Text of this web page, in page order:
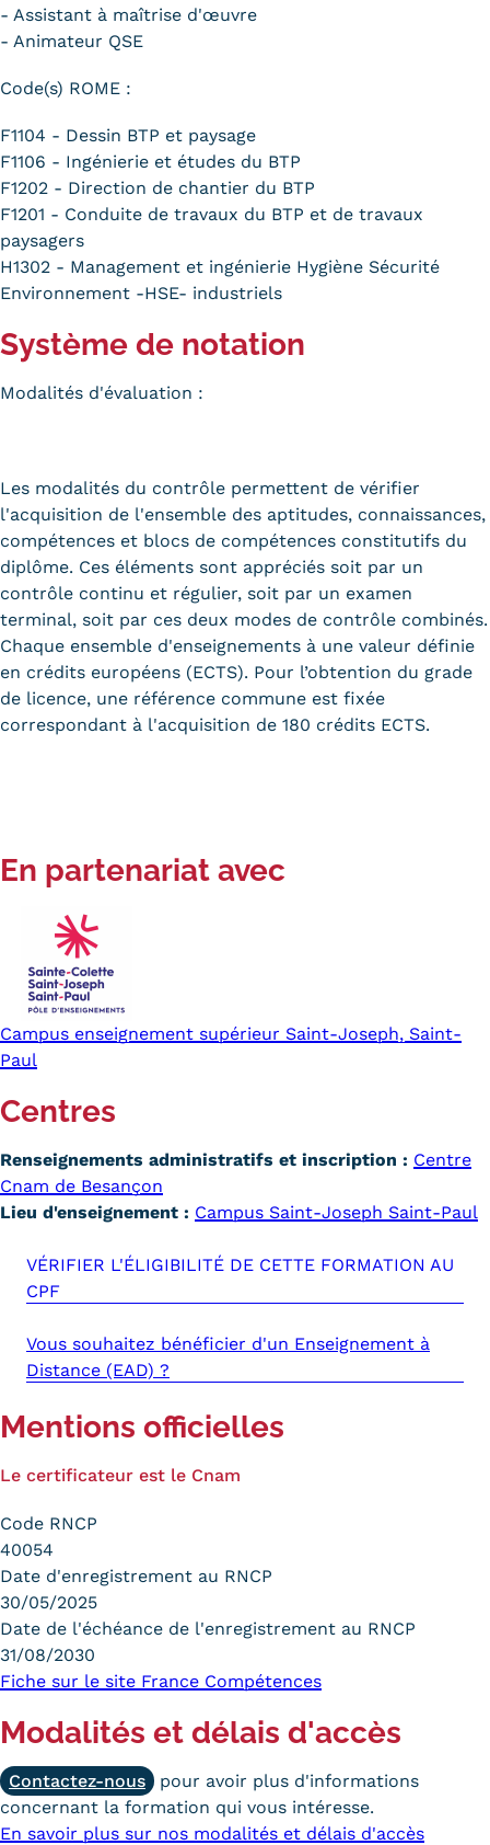
- Assistant à maîtrise d'œuvre
- Animateur QSE
Code(s) ROME :
F1104 - Dessin BTP et paysage
F1106 - Ingénierie et études du BTP
F1202 - Direction de chantier du BTP
F1201 - Conduite de travaux du BTP et de travaux
paysagers
H1302 - Management et ingénierie Hygiène Sécurité
Environnement -HSE- industriels
Système de notation
Modalités d'évaluation :
Les modalités du contrôle permettent de vérifier
l'acquisition de l'ensemble des aptitudes, connaissances,
compétences et blocs de compétences constitutifs du
diplôme. Ces éléments sont appréciés soit par un
contrôle continu et régulier, soit par un examen
terminal, soit par ces deux modes de contrôle combinés.
Chaque ensemble d'enseignements à une valeur définie
en crédits européens (ECTS). Pour l’obtention du grade
de licence, une référence commune est fixée
correspondant à l'acquisition de 180 crédits ECTS.
En partenariat avec
Campus enseignement supérieur Saint-Joseph, Saint-
Paul
Centres
Renseignements administratifs et inscription : Centre
Cnam de Besançon
Lieu d'enseignement : Campus Saint-Joseph Saint-Paul
VÉRIFIER L'ÉLIGIBILITÉ DE CETTE FORMATION AU
CPF
Vous souhaitez bénéficier d'un Enseignement à
Distance (EAD) ?
Mentions officielles
Le certificateur est le Cnam
Code RNCP
40054
Date d'enregistrement au RNCP
30/05/2025
Date de l'échéance de l'enregistrement au RNCP
31/08/2030
Fiche sur le site France Compétences
Modalités et délais d'accès
Contactez-nous
pour avoir plus d'informations
concernant la formation qui vous intéresse.
En savoir plus sur nos modalités et délais d'accès